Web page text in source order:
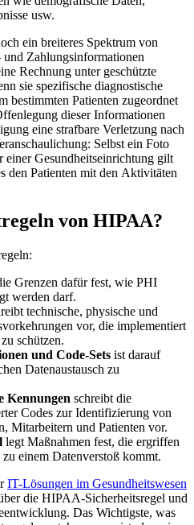
usw.
ein breiteres Spektrum von
und Zahlungsinformationen
Rechnung unter geschützte
sie spezifische diagnostische
bestimmten Patienten zugeordnet
dieser Informationen
eine strafbare Verletzung nach
Selbst ein Foto
einer Gesundheitseinrichtung gilt
den Patienten mit den Aktivitäten
von HIPAA?
Grenzen dafür fest, wie PHI
werden darf.
technische, physische und
vor, die implementiert
schützen.
und Code-Sets ist darauf
Datenaustausch zu
Kennungen schreibt die
Codes zur Identifizierung von
Mitarbeitern und Patienten vor.
legt Maßnahmen fest, die ergriffen
einem Datenverstoß kommt.
IT-Lösungen im Gesundheitswesen
die HIPAA-Sicherheitsregel und
Das Wichtigste, was